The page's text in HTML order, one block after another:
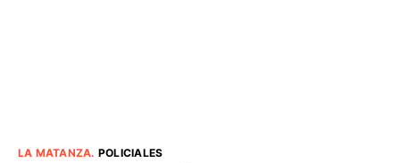
LA MATANZA. POLICIALES